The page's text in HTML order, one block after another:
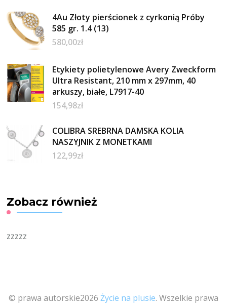
4Au Złoty pierścionek z cyrkonią Próby
585 gr. 1.4 (13)
580,00zł
Etykiety polietylenowe Avery Zweckform
Ultra Resistant, 210 mm x 297mm, 40
arkuszy, białe, L7917-40
154,98zł
COLIBRA SREBRNA DAMSKA KOLIA
NASZYJNIK Z MONETKAMI
122,99zł
Zobacz również
zzzzz
© prawa autorskie2026 Życie na plusie. Wszelkie prawa